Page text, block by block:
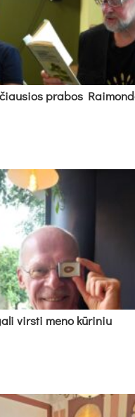
pra­bos
virs­ti me­no kū­ri­niu